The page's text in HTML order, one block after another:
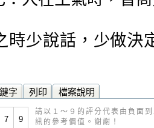
時少說話，少做決
字 列印 檔案說明
7 9
請以１～９的評分代表由負面
訊的參考價值。謝謝！